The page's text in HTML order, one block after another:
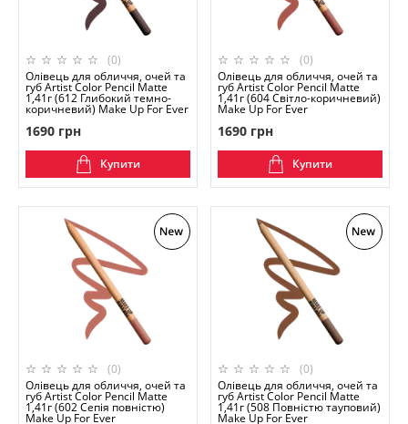
(0)
Олівець для обличчя, очей та
губ Artist Color Pencil Matte
1,41г (612 Глибокий темно-
коричневий) Make Up For Ever
1690 грн
Купити
(0)
Олівець для обличчя, очей та
губ Artist Color Pencil Matte
1,41г (604 Світло-коричневий)
Make Up For Ever
1690 грн
Купити
(0)
Олівець для обличчя, очей та
губ Artist Color Pencil Matte
1,41г (602 Сепія повністю)
Make Up For Ever
(0)
Олівець для обличчя, очей та
губ Artist Color Pencil Matte
1,41г (508 Повністю тауповий)
Make Up For Ever